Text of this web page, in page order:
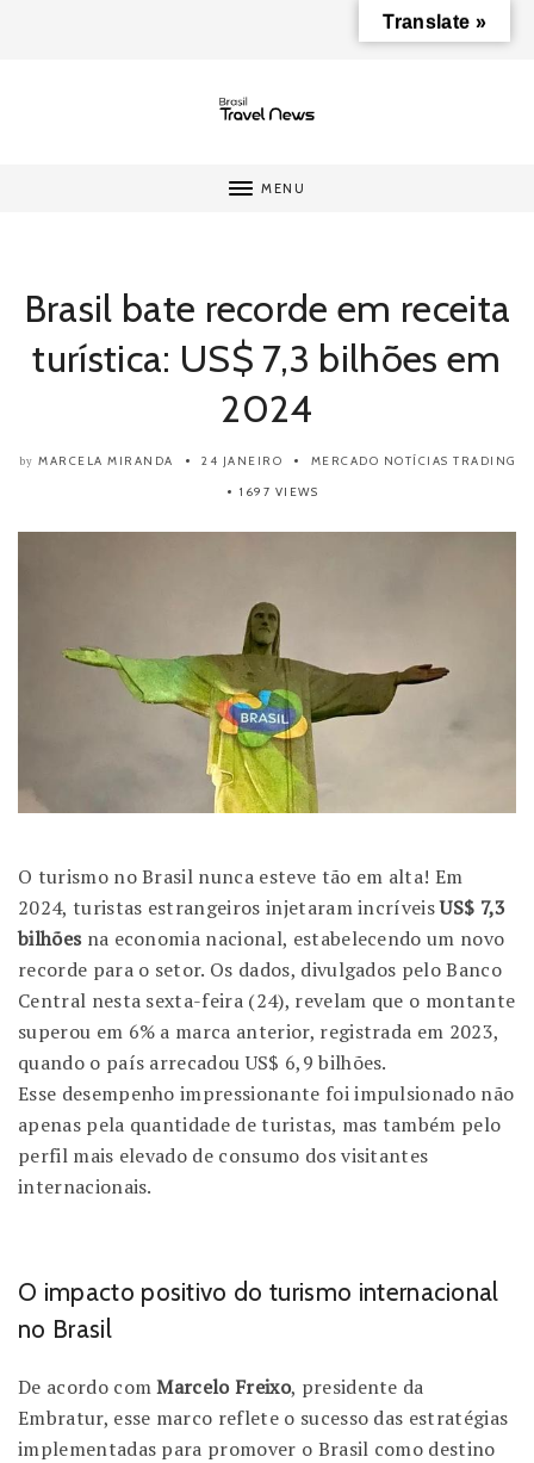
MENU
Brasil bate recorde em receita
turística: US$ 7,3 bilhões em
2024
by MARCELA MIRANDA 24 JANEIRO MERCADO NOTÍCIAS TRADING
1697 VIEWS
O turismo no Brasil nunca esteve tão em alta! Em
2024, turistas estrangeiros injetaram incríveisUS$ 7,3
bilhõesna economia nacional, estabelecendo um novo
recorde para o setor. Os dados, divulgados pelo Banco
Central nesta sexta-feira (24), revelam que o montante
superou em 6% a marca anterior, registrada em 2023,
quando o país arrecadou US$ 6,9 bilhões.
Esse desempenho impressionante foi impulsionado não
apenas pela quantidade de turistas, mas também pelo
perfil mais elevado de consumo dos visitantes
internacionais.
O impacto positivo do turismo internacional
no Brasil
De acordo comMarcelo Freixo, presidente da
Embratur, esse marco reflete o sucesso das estratégias
implementadas para promover o Brasil como destino
Translate »